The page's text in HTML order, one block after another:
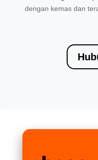
dengan kemas dan